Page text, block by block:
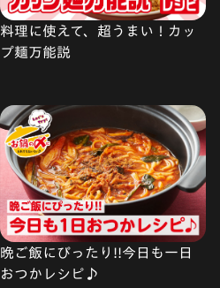
料理に使えて、超うまい！カッ
プ麺万能説
晩ご飯にぴったり!!今日も一日
おつかレシピ♪